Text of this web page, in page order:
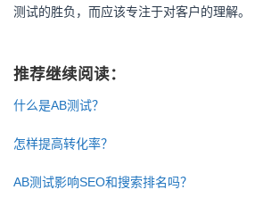
测试的胜负，而应该专注于对客户的理解。
推荐继续阅读：
什么是AB测试？
怎样提高转化率？
AB测试影响SEO和搜索排名吗？